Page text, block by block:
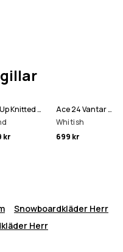
2X-Up Knitted Ansiktsmask
kr
Ace 24 Vantar Snow
Whitish
699 kr
Snowboardkläder Herr
Herr